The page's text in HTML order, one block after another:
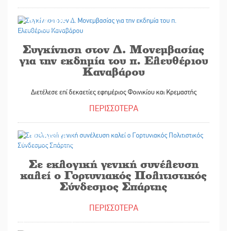
31/10/2025
Συγκίνηση στον Δ. Μονεμβασίας
για την εκδημία του π. Ελευθέριου
Καναβάρου
Διετέλεσε επί δεκαετίες εφημέριος Φοινικίου και Κρεμαστής
ΠΕΡΙΣΣΟΤΕΡΑ
31/10/2025
Σε εκλογική γενική συνέλευση
καλεί ο Γορτυνιακός Πολιτιστικός
Σύνδεσμος Σπάρτης
ΠΕΡΙΣΣΟΤΕΡΑ